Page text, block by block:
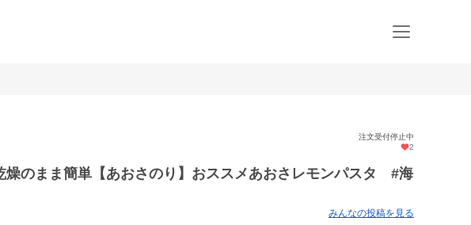
注文受付停止中
2
燥のまま簡単【あおさのり】おススメあおさレモンパスタ #海
みんなの投稿を見る